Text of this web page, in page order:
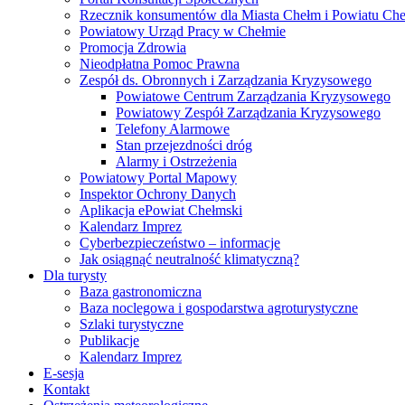
Rzecznik konsumentów dla Miasta Chełm i Powiatu
Powiatowy Urząd Pracy w Chełmie
Promocja Zdrowia
Nieodpłatna Pomoc Prawna
Zespół ds. Obronnych i Zarządzania Kryzysowego
Powiatowe Centrum Zarządzania Kryzysowego
Powiatowy Zespół Zarządzania Kryzysowego
Telefony Alarmowe
Stan przejezdności dróg
Alarmy i Ostrzeżenia
Powiatowy Portal Mapowy
Inspektor Ochrony Danych
Aplikacja ePowiat Chełmski
Kalendarz Imprez
Cyberbezpieczeństwo – informacje
Jak osiągnąć neutralność klimatyczną?
Dla turysty
Baza gastronomiczna
Baza noclegowa i gospodarstwa agroturystyczne
Szlaki turystyczne
Publikacje
Kalendarz Imprez
E-sesja
Kontakt